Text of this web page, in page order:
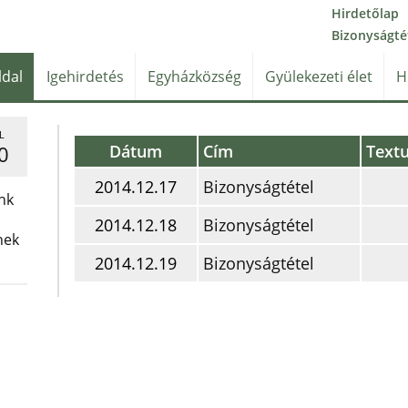
Hirdetőlap
Igehirdetés Egyházközség Gyülekezeti élet
Dátum Cím
2014.12.17
Bizonyságtétel
2014.12.18
Bizonyságtétel
2014.12.19
Bizonyságtétel